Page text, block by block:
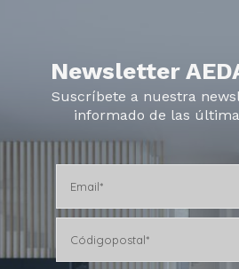
Newsletter
Suscríbete a nuestra
informado de las